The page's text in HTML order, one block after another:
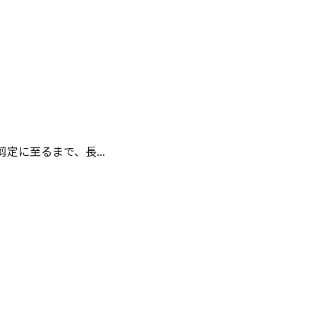
定に至るまで、長...